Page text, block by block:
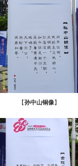
【孙中山铜像】